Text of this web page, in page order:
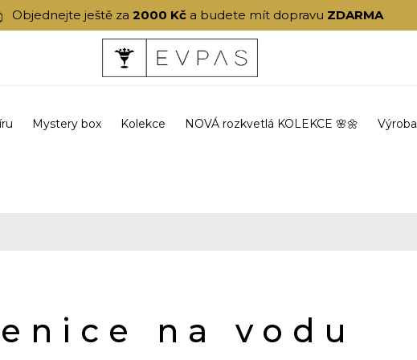
Objednejte ještě za2000 Kč a budete mít dopravu ZDARMA
Mystery box Kolekce NOVÁ rozkvetlá KOLEKCE 🌸🌼
Výroba
na vodu